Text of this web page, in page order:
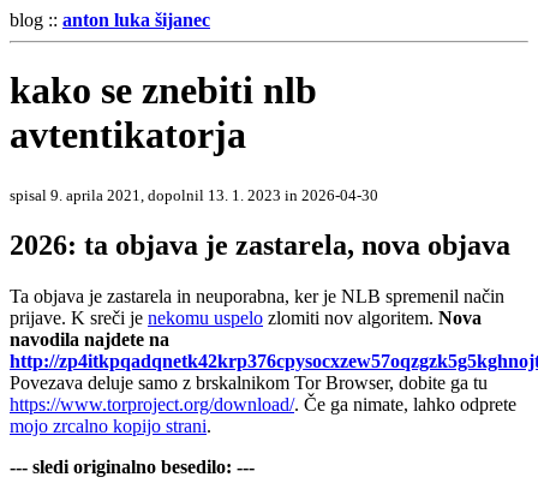
blog :: anton luka šijanec
kako se znebiti nlb
avtentikatorja
spisal 9. aprila 2021, dopolnil 13. 1. 2023 in 2026-04-30
2026: ta objava je zastarela, nova objava
Ta objava je zastarela in neuporabna, ker je NLB spremenil način
prijave. K sreči je nekomu uspelo zlomiti nov algoritem. Nova
navodila najdete na
http://
Povezava deluje samo z brskalnikom Tor Browser, dobite ga tu
https://www.torproject.org/download/. Če ga nimate, lahko odprete
mojo zrcalno kopijo strani.
--- sledi originalno besedilo: ---